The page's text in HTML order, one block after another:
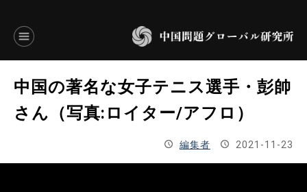
言語別アーカイブ
ENGLISH
中国の著名な女子テニス選手・彭帥
さん（写真:ロイター/アフロ）
編集者 2021-11-23